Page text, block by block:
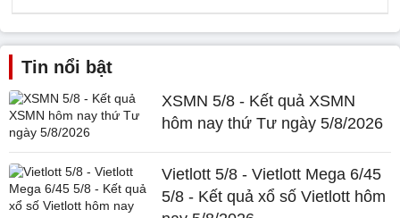
Tin nổi bật
XSMN 5/8 - Kết quả XSMN
hôm nay thứ Tư ngày 5/8/2026
Vietlott 5/8 - Vietlott Mega 6/45
5/8 - Kết quả xổ số Vietlott hôm